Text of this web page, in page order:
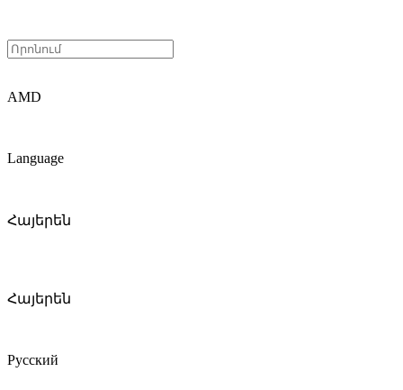
AMD
Language
Հայերեն
Հայերեն
Русский